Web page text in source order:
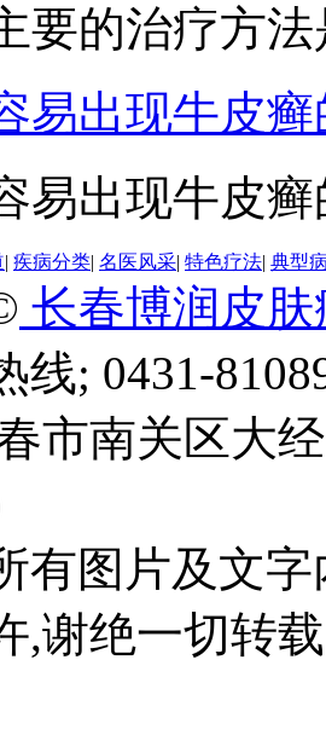
要的治疗方
易出现牛皮癣
易出现牛皮
| 疾病分类| 名医风采| 特色疗法| 典型
长春博润皮
线; 0431-
市南关区大
有图片及文
,谢绝一切转载